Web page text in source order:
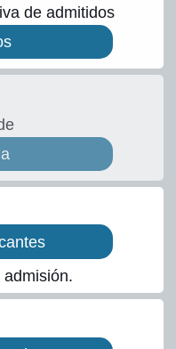
menú
hijo
Expandir
el
menú
menú
hijo
Expandir
el
hijo
el
menú
de admitidos